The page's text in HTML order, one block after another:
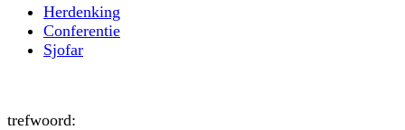
Herdenking
Conferentie
Sjofar
trefwoord: